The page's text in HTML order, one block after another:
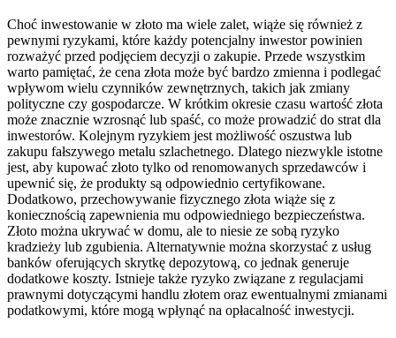
Choć inwestowanie w złoto ma wiele zalet, wiąże się również z
pewnymi ryzykami, które każdy potencjalny inwestor powinien
rozważyć przed podjęciem decyzji o zakupie. Przede wszystkim
warto pamiętać, że cena złota może być bardzo zmienna i podlegać
wpływom wielu czynników zewnętrznych, takich jak zmiany
polityczne czy gospodarcze. W krótkim okresie czasu wartość złota
może znacznie wzrosnąć lub spaść, co może prowadzić do strat dla
inwestorów. Kolejnym ryzykiem jest możliwość oszustwa lub
zakupu fałszywego metalu szlachetnego. Dlatego niezwykle istotne
jest, aby kupować złoto tylko od renomowanych sprzedawców i
upewnić się, że produkty są odpowiednio certyfikowane.
Dodatkowo, przechowywanie fizycznego złota wiąże się z
koniecznością zapewnienia mu odpowiedniego bezpieczeństwa.
Złoto można ukrywać w domu, ale to niesie ze sobą ryzyko
kradzieży lub zgubienia. Alternatywnie można skorzystać z usług
banków oferujących skrytkę depozytową, co jednak generuje
dodatkowe koszty. Istnieje także ryzyko związane z regulacjami
prawnymi dotyczącymi handlu złotem oraz ewentualnymi zmianami
podatkowymi, które mogą wpłynąć na opłacalność inwestycji.